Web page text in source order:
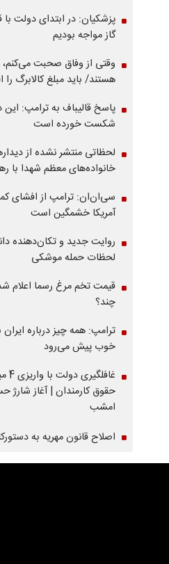
پزشکیان: در ابتدای دولت
گاز مواجه بودیم
وقتی از وفاق صحبت می‌کنم،
هستند/ باید مبلغ کالابرگ
پاسخ قالیباف به ترامپ:
شکست خورده است
لحظاتی منتشر نشده از
خانواده‌های معظم شهدا با
سی‌ان‌ان: ترامپ از افشای
آمریکا خشمگین است
روایت جدید و تکان‌دهنده
لحظات حمله موشکی
قیمت تخم مرغ رسما اعلام
چند؟
ترامپ: همه چیز درباره ایران
خوب پیش می‌رود
حقوق کارمندان | آغاز شارژ
امشب
اصلاح قانون مهریه به